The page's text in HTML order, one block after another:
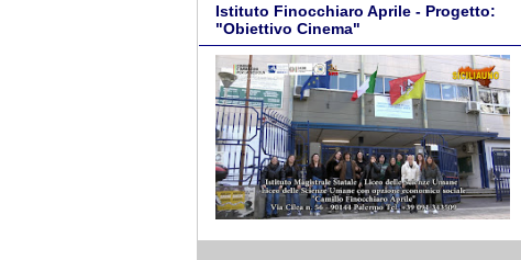
Istituto Finocchiaro Aprile - Progetto:
"Obiettivo Cinema"